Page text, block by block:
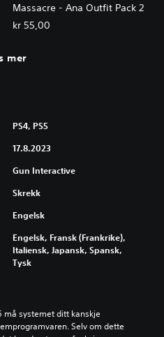
Massacre - Ana Outfit Pack 2
kr 55,00
mer
PS4, PS5
17.8.2023
Gun Interactive
Skrekk
Engelsk
Engelsk, Fransk (Frankrike),
Italiensk, Japansk, Spansk,
Tysk
må systemet ditt kanskje
Selv om dette